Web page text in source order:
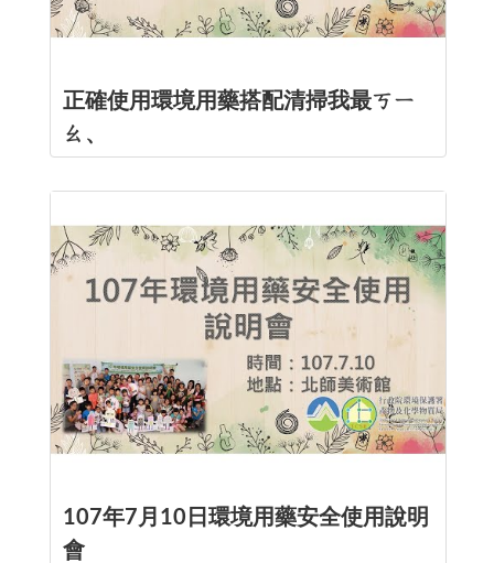
正確使用環境用藥搭配清掃我最ㄎㄧ
ㄠ、
107年7月10日環境用藥安全使用說明
會